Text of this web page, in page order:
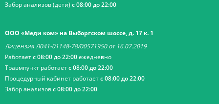
Забор анализов (дети) с 08:00 до 22:00
ООО «Меди ком» на Выборгском шоссе, д. 17 к. 1
Лицензия Л041-01148-78/00571950 от 16.07.2019
Работаетс 08:00 до 22:00ежедневно
Травмпункт работаетс 08:00 до 22:00
Процедурный кабинет работаетс 08:00 до 22:00
Забор анализовс 08:00 до 22:00